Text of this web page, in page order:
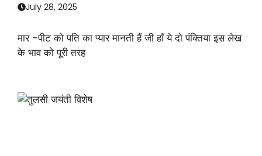
July 28, 2025
मार -पीट को पति का प्यार मानती हैं जी हाँ ये दो पंक्तिया इस लेख
के भाव को पूरी तरह